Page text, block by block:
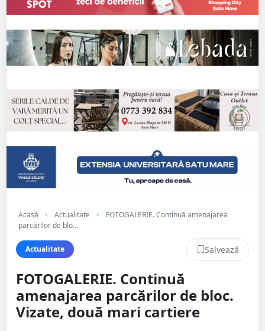
Acasă • Actualitate •
FOTOGALERIE. Continuă amenajarea
parcărilor de blo...
Actualitate Salvează
FOTOGALERIE. Continuă
amenajarea parcărilor de bloc.
Vizate, două mari cartiere